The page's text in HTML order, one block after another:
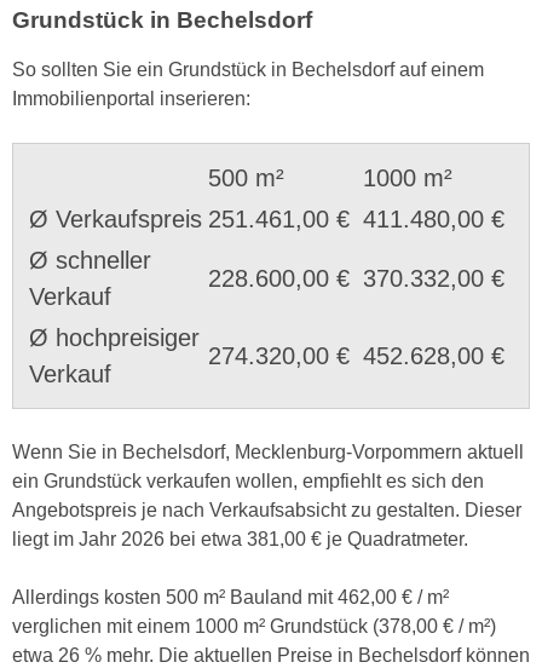
Grundstück in Bechelsdorf
So sollten Sie ein Grundstück in Bechelsdorf auf einem
Immobilienportal inserieren:
500 m²
1000 m²
Ø Verkaufspreis 251.461,00 € 411.480,00 €
Ø schneller
Verkauf
228.600,00 € 370.332,00 €
Ø hochpreisiger
Verkauf
274.320,00 € 452.628,00 €
Wenn Sie in Bechelsdorf, Mecklenburg-Vorpommern aktuell
ein Grundstück verkaufen wollen, empfiehlt es sich den
Angebotspreis je nach Verkaufsabsicht zu gestalten. Dieser
liegt im Jahr 2026 bei etwa 381,00 € je Quadratmeter.
Allerdings kosten 500 m² Bauland mit 462,00 € / m²
verglichen mit einem 1000 m² Grundstück (378,00 € / m²)
etwa 26 % mehr. Die aktuellen Preise in Bechelsdorf können